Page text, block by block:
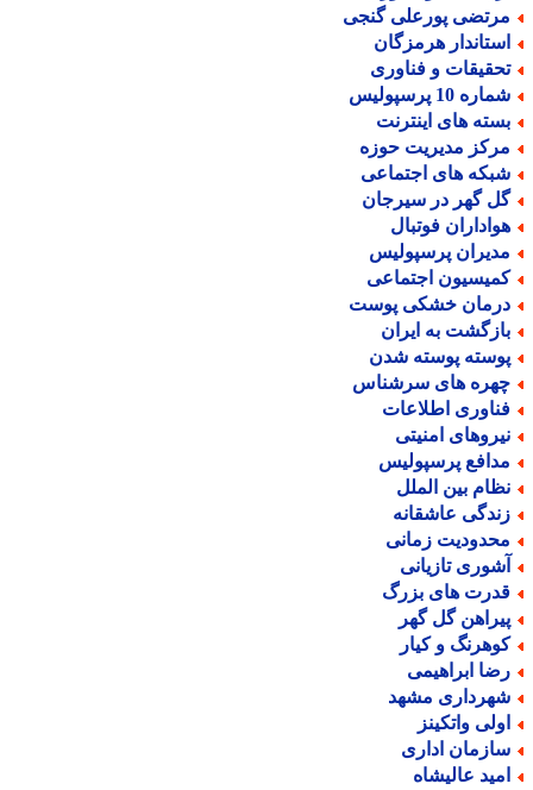
پورعلی گنجی
هرمزگان
و فناوری
10 پرسپولیس
های اینترنت
مدیریت حوزه
های اجتماعی
گهر در سیرجان
فوتبال
پرسپولیس
اجتماعی
خشکی پوست
به ایران
پوسته شدن
های سرشناس
اطلاعات
امنیتی
پرسپولیس
بین الملل
عاشقانه
زمانی
تازیانی
های بزرگ
گل گهر
و کیار
ابراهیمی
مشهد
واتکینز
اداری
عالیشاه